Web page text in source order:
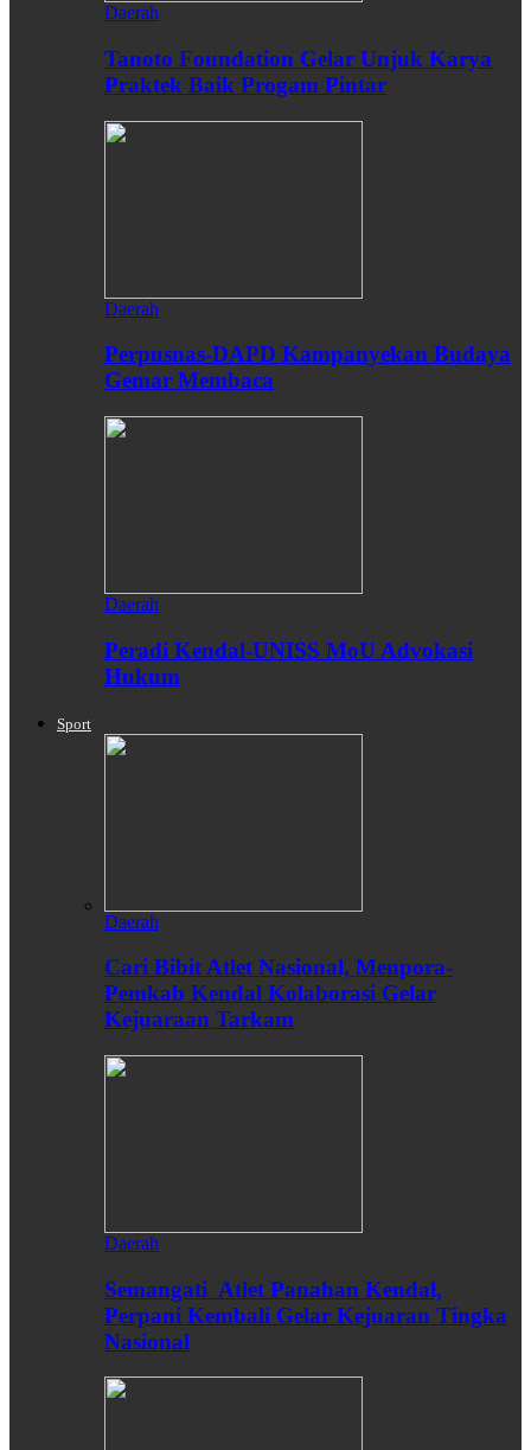
Daerah
Tanoto Foundation Gelar Unjuk Karya
Praktek Baik Progam Pintar
Daerah
Perpusnas-DAPD Kampanyekan Budaya
Gemar Membaca
Daerah
Peradi Kendal-UNISS MoU Advokasi
Hukum
Sport
Daerah
Cari Bibit Atlet Nasional, Menpora-
Pemkab Kendal Kolaborasi Gelar
Kejuaraan Tarkam
Daerah
Semangati Atlet Panahan Kendal,
Perpani Kembali Gelar Kejuaran Tingka
Nasional